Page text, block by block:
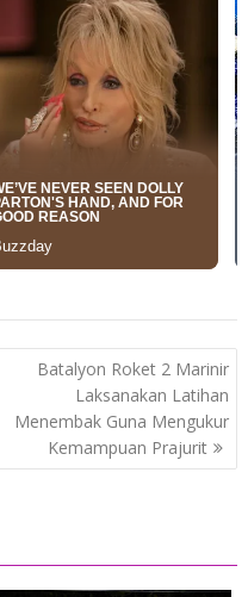
Batalyon Roket 2 Marinir
Laksanakan Latihan
Menembak Guna Mengukur
Kemampuan Prajurit